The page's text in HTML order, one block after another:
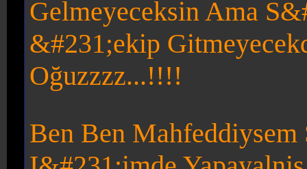
Gelmeyeceksin Ama
&#231;ekip
Oğuzzzz...!!!!
Ben Ben